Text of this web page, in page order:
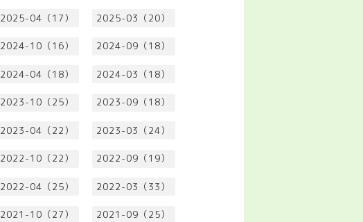
2025-04（17） 2025-03（20）
2024-10（16） 2024-09（18）
2024-04（18） 2024-03（18）
2023-10（25） 2023-09（18）
2023-04（22） 2023-03（24）
2022-10（22） 2022-09（19）
2022-04（25） 2022-03（33）
2021-10（27） 2021-09（25）